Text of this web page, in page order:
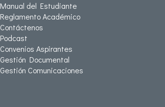
Manual del Estudiante
Reglamento Académico
Contáctenos
Podcast
Convenios Aspirantes
Gestión Documental
Gestión Comunicaciones